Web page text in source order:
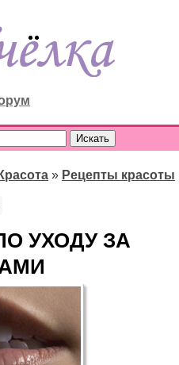
Красота » Рецепты красоты
УХОДУ ЗА